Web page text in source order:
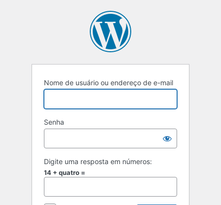
Nome de usuário ou endereço de e-mail
Senha
Digite uma resposta em números:
14 + quatro =